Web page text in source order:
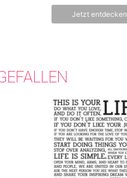
5
Jetzt entdecken